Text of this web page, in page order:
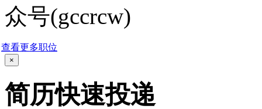
众号(gccrcw)
查看更多职位
×
简历快速投递